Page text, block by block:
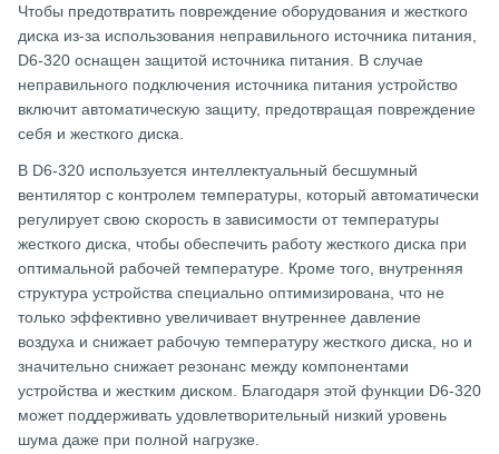
Чтобы предотвратить повреждение оборудования и жесткого
диска из-за использования неправильного источника питания,
D6-320 оснащен защитой источника питания. В случае
неправильного подключения источника питания устройство
включит автоматическую защиту, предотвращая повреждение
себя и жесткого диска.
В D6-320 используется интеллектуальный бесшумный
вентилятор с контролем температуры, который автоматически
регулирует свою скорость в зависимости от температуры
жесткого диска, чтобы обеспечить работу жесткого диска при
оптимальной рабочей температуре. Кроме того, внутренняя
структура устройства специально оптимизирована, что не
только эффективно увеличивает внутреннее давление
воздуха и снижает рабочую температуру жесткого диска, но и
значительно снижает резонанс между компонентами
устройства и жестким диском. Благодаря этой функции D6-320
может поддерживать удовлетворительный низкий уровень
шума даже при полной нагрузке.